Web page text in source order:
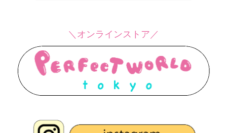
＼オンラインストア／